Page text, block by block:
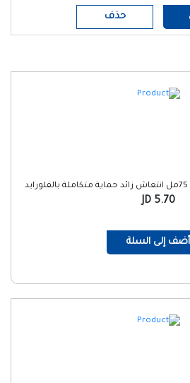
حذف
5.70 JD
أضف إلى السلة